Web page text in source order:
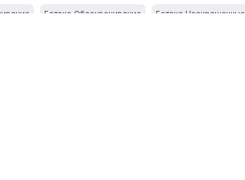
Ботокс Обесцвечивание Ботокс Неокрашенные